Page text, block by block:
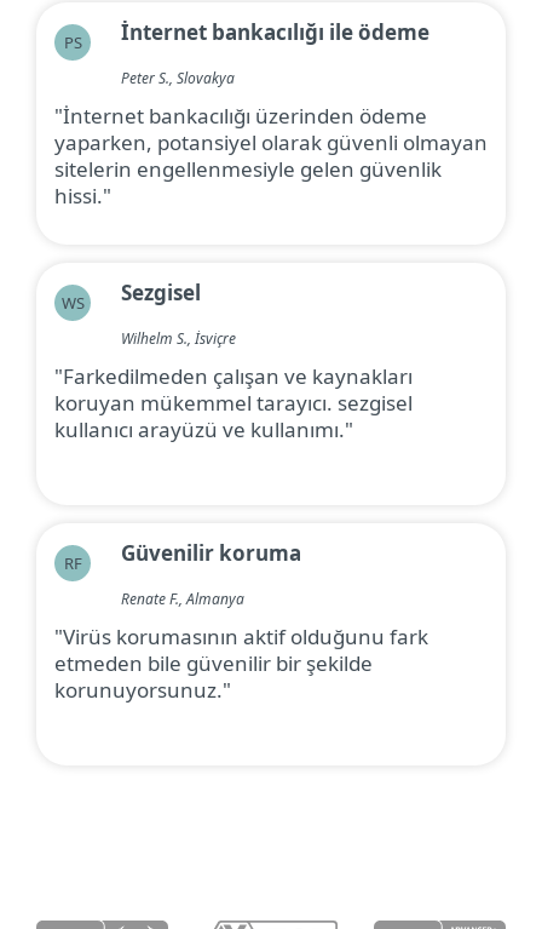
İnternet bankacılığı ile ödeme
PS
Peter S., Slovakya
"İnternet bankacılığı üzerinden ödeme
yaparken, potansiyel olarak güvenli olmayan
sitelerin engellenmesiyle gelen güvenlik
hissi."
Sezgisel
WS
Wilhelm S., İsviçre
"Farkedilmeden çalışan ve kaynakları
koruyan mükemmel tarayıcı. sezgisel
kullanıcı arayüzü ve kullanımı."
Güvenilir koruma
RF
Renate F., Almanya
"Virüs korumasının aktif olduğunu fark
etmeden bile güvenilir bir şekilde
korunuyorsunuz."